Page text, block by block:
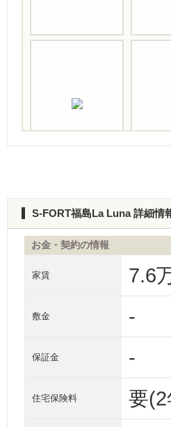
S-FORT福島La Luna 詳細情
お金・契約の情報
家賃 7.6
敷金 -
保証金 -
住宅保険料 要